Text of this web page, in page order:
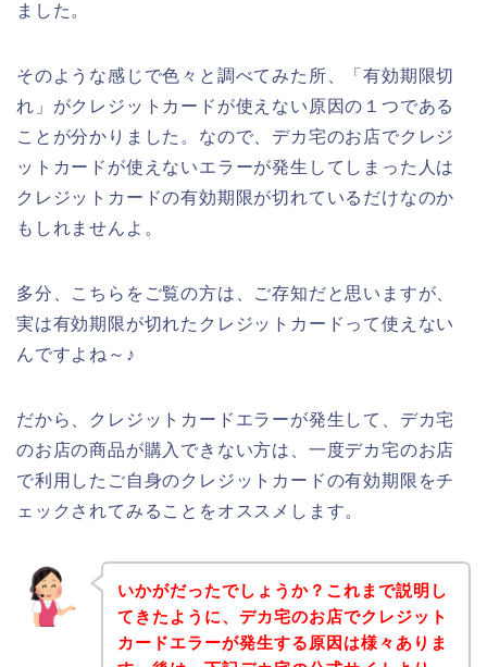
ました。
そのような感じで色々と調べてみた所、「有効期限切
れ」がクレジットカードが使えない原因の１つである
ことが分かりました。なので、デカ宅のお店でクレジ
ットカードが使えないエラーが発生してしまった人は
クレジットカードの有効期限が切れているだけなのか
もしれませんよ。
多分、こちらをご覧の方は、ご存知だと思いますが、
実は有効期限が切れたクレジットカードって使えない
んですよね～♪
だから、クレジットカードエラーが発生して、デカ宅
のお店の商品が購入できない方は、一度デカ宅のお店
で利用したご自身のクレジットカードの有効期限をチ
ェックされてみることをオススメします。
いかがだったでしょうか？これまで説明し
てきたように、デカ宅のお店でクレジット
カードエラーが発生する原因は様々ありま